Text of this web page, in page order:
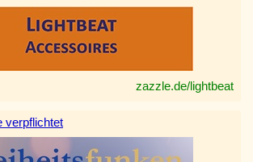
zazzle.de/lightbeat
verpflichtet